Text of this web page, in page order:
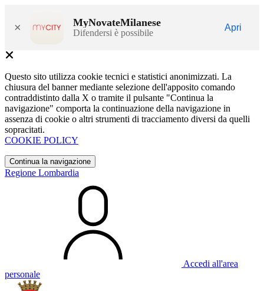
× MyNovateMilanese
Difendersi è possibile
Apri
Questo sito utilizza cookie tecnici e statistici anonimizzati. La
chiusura del banner mediante selezione dell'apposito comando
contraddistinto dalla X o tramite il pulsante "Continua la
navigazione" comporta la continuazione della navigazione in
assenza di cookie o altri strumenti di tracciamento diversi da quelli
sopracitati.
COOKIE POLICY
Continua la navigazione
Regione Lombardia
Accedi all'area
personale